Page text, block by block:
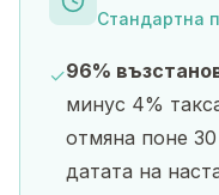
Стандартна
✓96%
минус 4%
отмяна поне
датата на